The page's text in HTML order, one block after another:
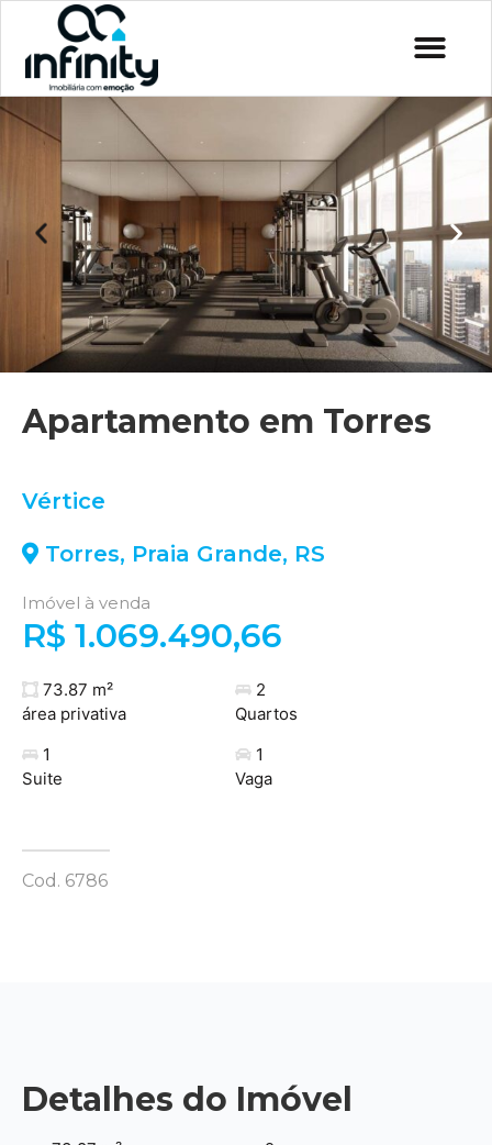
Apartamento em Torres
Vértice
Torres, Praia Grande, RS
Imóvel à venda
R$ 1.069.490,66
73.87 m²
área privativa
2
Quartos
1
Suite
1
Vaga
Cod. 6786
Detalhes do Imóvel